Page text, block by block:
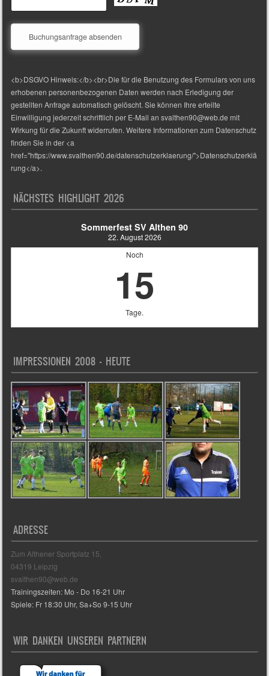
<b>DSGVO Hinweis:</b><br>Die für die Benutzung des Formulars von uns
erhobenen personenbezogenen Daten werden nach Erledigung der
gestellten Anfrage automatisch gelöscht. Sie können Ihre erteilte
Einwilligung jederzeit schriftlich per E-Mail an svalthen90@web.de mit
Wirkung für die Zukunft widerrufen. Weitere Informationen zum Datenschutz
finden Sie in der <a
href="https://www.svalthen90.de/datenschutzerklaerung/">Datenschutzerklä
rung</a>.
NÄCHSTES HIGHLIGHT 2026
Sommerfest SV Althen 90
22. August 2026
Noch
15
Tage.
IMPRESSIONEN 2008 – HEUTE
ADRESSE
Zum Althener Sportplatz 15,
04319 Leipzig
svalthen90@web.de
Trainingszeiten: Mo - Do 16-21 Uhr
Spiele: Fr 18:30 Uhr, Sa+So 9-15 Uhr
WIR DANKEN UNSEREN PARTNERN